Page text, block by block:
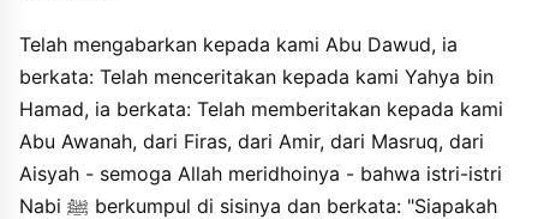
Telah mengabarkan kepada kami Abu Dawud, ia
berkata: Telah menceritakan kepada kami Yahya bin
Hamad, ia berkata: Telah memberitakan kepada kami
Abu Awanah, dari Firas, dari Amir, dari Masruq, dari
Aisyah - semoga Allah meridhoinya - bahwa istri-istri
Nabi ﷺ berkumpul di sisinya dan berkata: "Siapakah